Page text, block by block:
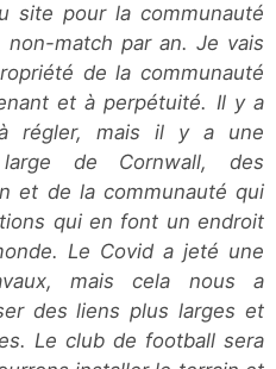
site pour la communauté
match par an. Je vais
de la communauté
et à perpétuité. Il y a
régler, mais il y a une
de Cornwall, des
et de la communauté qui
qui en font un endroit
Le Covid a jeté une
mais cela nous a
des liens plus larges et
Le club de football sera